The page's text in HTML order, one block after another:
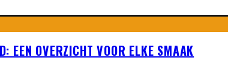
EEN OVERZICHT VOOR ELKE SMAAK